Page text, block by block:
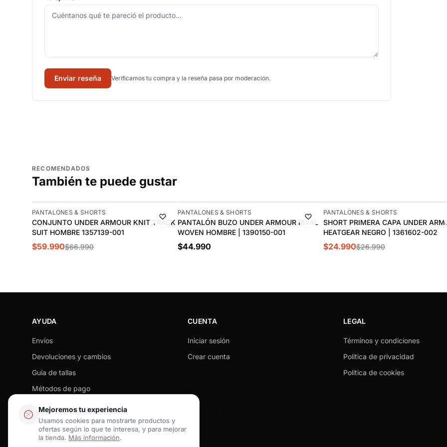
Mejoremos tu experiencia
Usamos cookies para mostrarte productos y
ofertas según lo que te interesa, y para mejorar
la tienda. Más información.
Enviar reseña Verificamos tu compra y la reseña pasa por moderación.
RECOMENDADOS
También te puede gustar
-10%
PANTALONES & SHORTS
CONJUNTO UNDER ARMOUR KNIT TRACK
SUIT HOMBRE 1357139-001
$59.990$66.990
NUEVO
PANTALONES & SHORTS
PANTALÓN BUZO UNDER ARMOUR RIVAL
WOVEN HOMBRE | 1390150-001
$44.990
-7%
PANTALONES & SHORTS
SHORT PRIMERA CAPA UNDER
HEATGEAR NEGRO | 1361602-002
$24.990$26.990
AYUDA
Envíos
Devoluciones y cambios
Guía de tallas
Métodos de pago
Preguntas frecuentes
Contacto
CUENTA
Iniciar sesión
Crear cuenta
LEGAL
Términos y condiciones
Política de privacidad
Política de cookies